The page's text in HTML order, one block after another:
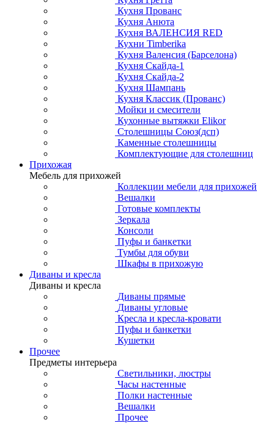
Кухня Прованс
Кухня Анюта
Кухня ВАЛЕНСИЯ RED
Кухни Timberika
Кухня Валенсия (Барселона)
Кухня Скайда-1
Кухня Скайда-2
Кухня Шампань
Кухня Классик (Прованс)
Мойки и смесители
Кухонные вытяжки Elikor
Столешницы Союз(дсп)
Каменные столешницы
Комплектующие для столешниц
Прихожая
Мебель для прихожей
Коллекции мебели для прихожей
Вешалки
Готовые комплекты
Зеркала
Консоли
Пуфы и банкетки
Тумбы для обуви
Шкафы в прихожую
Диваны и кресла
Диваны и кресла
Диваны прямые
Диваны угловые
Кресла и кресла-кровати
Пуфы и банкетки
Кушетки
Прочее
Предметы интерьера
Светильники, люстры
Часы настенные
Полки настенные
Вешалки
Прочее